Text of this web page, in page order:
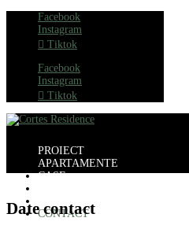
Facebook
Instagram
Tiktok
Facebook
Instagram
Tiktok
PROIECT
APARTAMENTE
CASE
CONTACT
Date contact